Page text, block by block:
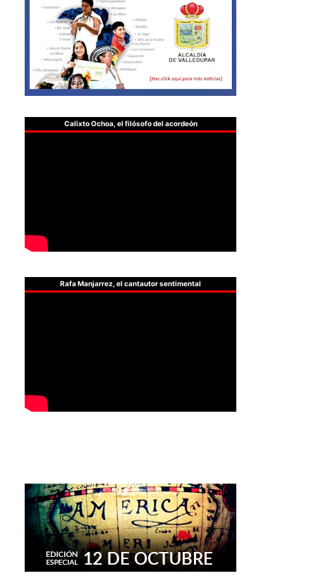
Calixto Ochoa, el filósofo del acordeón
Rafa Manjarrez, el cantautor sentimental